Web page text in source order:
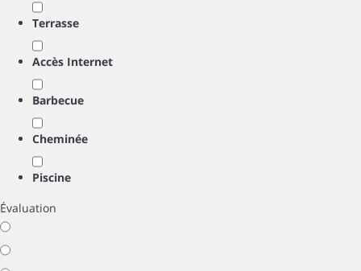
Terrasse
Accès Internet
Barbecue
Cheminée
Piscine
Évaluation